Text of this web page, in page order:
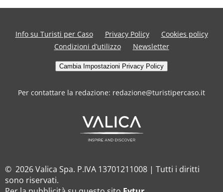
Info su Turisti per Caso Privacy Policy
Cookies policy
Condizioni d’utilizzo
Newsletter
Cambia Impostazioni Privacy Policy
Per contattare la redazione: redazione@turistipercaso.it
© 2026 Valica Spa. P.IVA 13701211008 | Tutti i diritti
sono riservati.